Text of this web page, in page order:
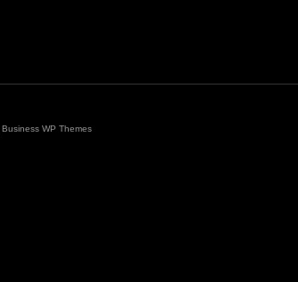
Business WP Themes